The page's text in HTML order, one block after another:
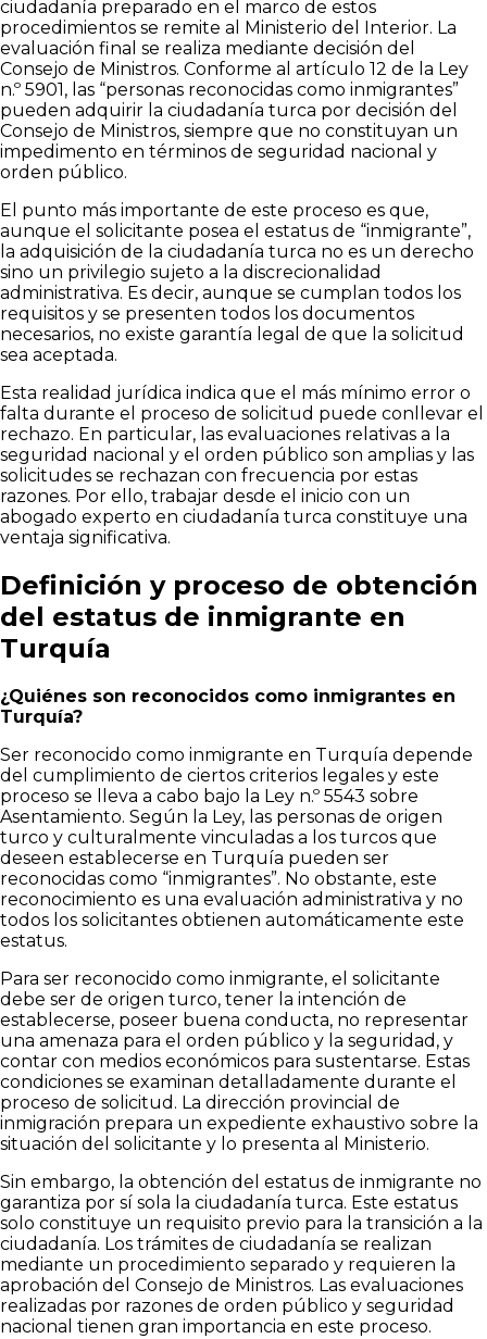
ciudadanía preparado en el marco de estos
procedimientos se remite al Ministerio del Interior. La
evaluación final se realiza mediante decisión del
Consejo de Ministros. Conforme al artículo 12 de la Ley
n.º 5901, las “personas reconocidas como inmigrantes”
pueden adquirir la ciudadanía turca por decisión del
Consejo de Ministros, siempre que no constituyan un
impedimento en términos de seguridad nacional y
orden público.
El punto más importante de este proceso es que,
aunque el solicitante posea el estatus de “inmigrante”,
la adquisición de la ciudadanía turca no es un derecho
sino un privilegio sujeto a la discrecionalidad
administrativa. Es decir, aunque se cumplan todos los
requisitos y se presenten todos los documentos
necesarios, no existe garantía legal de que la solicitud
sea aceptada.
Esta realidad jurídica indica que el más mínimo error o
falta durante el proceso de solicitud puede conllevar el
rechazo. En particular, las evaluaciones relativas a la
seguridad nacional y el orden público son amplias y las
solicitudes se rechazan con frecuencia por estas
razones. Por ello, trabajar desde el inicio con un
abogado experto en ciudadanía turca constituye una
ventaja significativa.
Definición y proceso de obtención
del estatus de inmigrante en
Turquía
¿Quiénes son reconocidos como inmigrantes en
Turquía?
Ser reconocido como inmigrante en Turquía depende
del cumplimiento de ciertos criterios legales y este
proceso se lleva a cabo bajo la Ley n.º 5543 sobre
Asentamiento. Según la Ley, las personas de origen
turco y culturalmente vinculadas a los turcos que
deseen establecerse en Turquía pueden ser
reconocidas como “inmigrantes”. No obstante, este
reconocimiento es una evaluación administrativa y no
todos los solicitantes obtienen automáticamente este
estatus.
Para ser reconocido como inmigrante, el solicitante
debe ser de origen turco, tener la intención de
establecerse, poseer buena conducta, no representar
una amenaza para el orden público y la seguridad, y
contar con medios económicos para sustentarse. Estas
condiciones se examinan detalladamente durante el
proceso de solicitud. La dirección provincial de
inmigración prepara un expediente exhaustivo sobre la
situación del solicitante y lo presenta al Ministerio.
Sin embargo, la obtención del estatus de inmigrante no
garantiza por sí sola la ciudadanía turca. Este estatus
solo constituye un requisito previo para la transición a la
ciudadanía. Los trámites de ciudadanía se realizan
mediante un procedimiento separado y requieren la
aprobación del Consejo de Ministros. Las evaluaciones
realizadas por razones de orden público y seguridad
nacional tienen gran importancia en este proceso.